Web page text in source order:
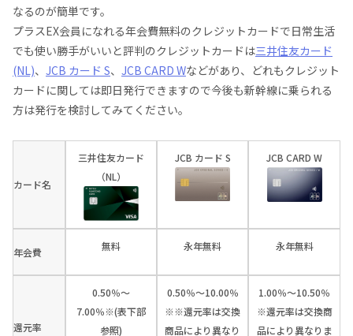
なるのが簡単です。
プラスEX会員になれる年会費無料のクレジットカードで日常生活
でも使い勝手がいいと評判のクレジットカードは三井住友カード
(NL)、 JCB カード S、 JCB CARD Wなどがあり、どれもクレジット
カードに関しては即日発行できますので今後も新幹線に乗られる
方は発行を検討してみてください。
カード名
三井住友カード
（NL）
JCB カード S JCB CARD W
年会費 無料 永年無料 永年無料
還元率
0.50％～
7.00％※(表下部
参照)
0.50％～10.00％
※※還元率は交換
商品により異なり
1.00％～10.50％
※還元率は交換商
品により異なりま